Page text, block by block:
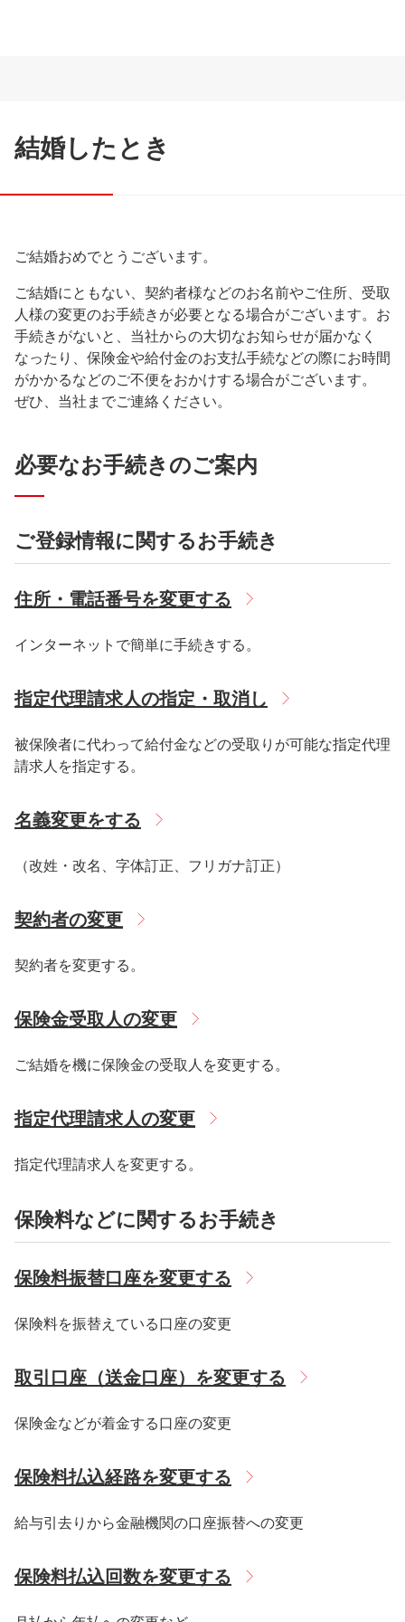
結婚したとき
ご結婚おめでとうございます。
ご結婚にともない、契約者様などのお名前やご住所、受取
人様の変更のお手続きが必要となる場合がございます。お
手続きがないと、当社からの大切なお知らせが届かなく
なったり、保険金や給付金のお支払手続などの際にお時間
がかかるなどのご不便をおかけする場合がございます。
ぜひ、当社までご連絡ください。
必要なお手続きのご案内
ご登録情報に関するお手続き
住所・電話番号を変更する
インターネットで簡単に手続きする。
指定代理請求人の指定・取消し
被保険者に代わって給付金などの受取りが可能な指定代理
請求人を指定する。
名義変更をする
（改姓・改名、字体訂正、フリガナ訂正）
契約者の変更
契約者を変更する。
保険金受取人の変更
ご結婚を機に保険金の受取人を変更する。
指定代理請求人の変更
指定代理請求人を変更する。
保険料などに関するお手続き
保険料振替口座を変更する
保険料を振替えている口座の変更
取引口座（送金口座）を変更する
保険金などが着金する口座の変更
保険料払込経路を変更する
給与引去りから金融機関の口座振替への変更
保険料払込回数を変更する